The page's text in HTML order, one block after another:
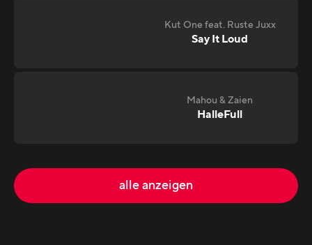
Kut One feat. Ruste Juxx
Say It Loud
Mahou & Zaien
HalleFull
alle anzeigen